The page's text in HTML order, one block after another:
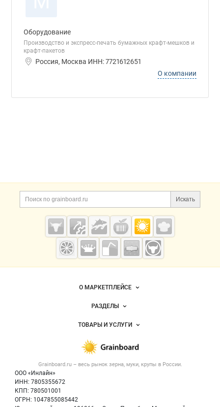
Оборудование
Производство и экспресс-печать бумажных крафт-мешков и
крафт-пакетов
Россия, Москва ИНН: 7721612651
О компании
Дополнительная информация
Поиск по сайту и
Искать
Cсылки на полезные проекты
Grainboard.ru
— зерно и
мука
Важные разделы и контакты
Grainboard.ru – весь рынок зерна, муки, крупы в России.
ООО «Инлайн»
ИНН: 7805355672
КПП: 780501001
ОГРН: 1047855085442
Навигация по сайтуО МАРКЕТПЛЕЙСЕ
Новости Grainboard.ru
Размещение рекламы
Публичная оферта
Контактная информация
Политика обработки персональных данных
РАЗДЕЛЫ
Объявления
Новости рынка
ТОВАРЫ И УСЛУГИ
Крупы
Мука